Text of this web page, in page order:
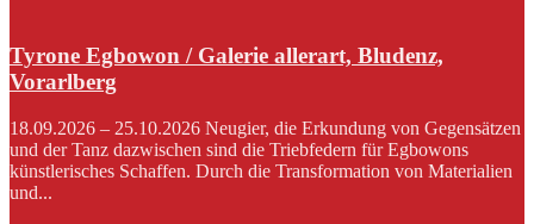
Tyrone Egbowon / Galerie allerart, Bludenz,
Vorarlberg
18.09.2026 – 25.10.2026 Neugier, die Erkundung von Gegensätzen
und der Tanz dazwischen sind die Triebfedern für Egbowons
künstlerisches Schaffen. Durch die Transformation von Materialien
und...